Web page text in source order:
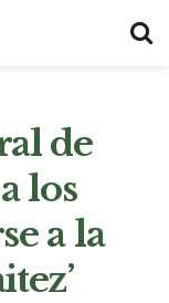
de
los
a la